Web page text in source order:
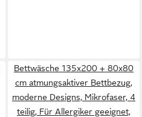
Bettwäsche 135x200 + 80x80
cm atmungsaktiver Bettbezug,
moderne Designs, Mikrofaser, 4
teilig, Für Allergiker geeignet,